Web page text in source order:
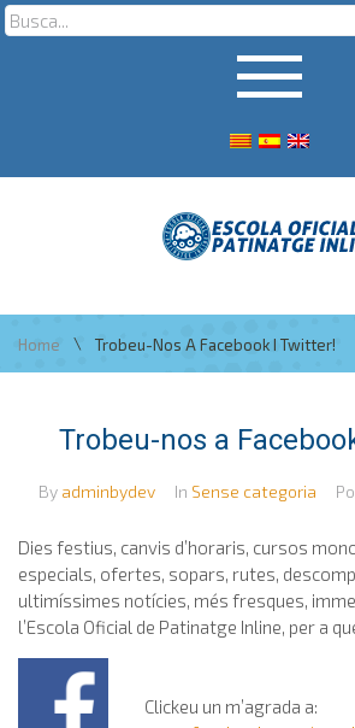
Home \ Trobeu-Nos A Facebook I Twitter!
Trobeu-nos a
By adminbydev In Sense categoria
Dies festius, canvis d’horaris, cursos
especials, ofertes, sopars, rutes,
ultimíssimes notícies, més fresques,
l’Escola Oficial de Patinatge Inline, per a
Clickeu un m’agrada a: